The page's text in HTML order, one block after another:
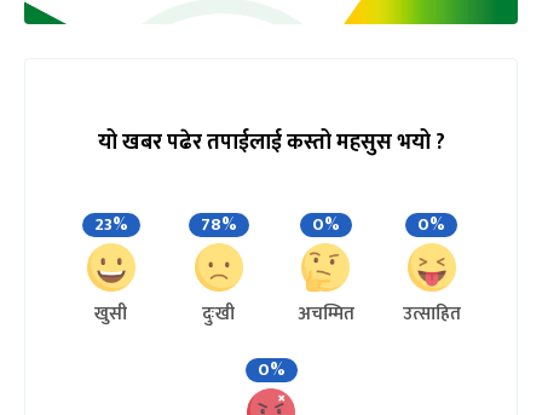
यो खबर पढेर तपाईलाई कस्तो महसुस भयो ?
23%
खुसी
78%
दुःखी
0%
अचम्मित
0%
उत्साहित
0%